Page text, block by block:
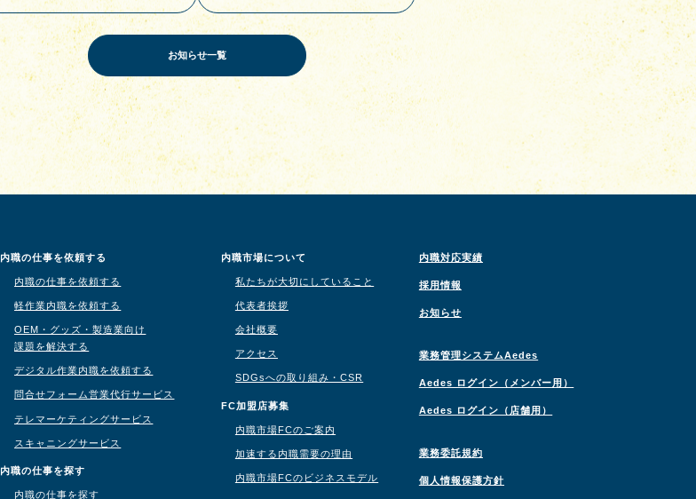
お知らせ一覧
内職の仕事を依頼する
内職の仕事を依頼する
軽作業内職を依頼する
OEM・グッズ・製造業向け
課題を解決する
デジタル作業内職を依頼する
問合せフォーム営業代行サービス
テレマーケティングサービス
スキャニングサービス
内職の仕事を探す
内職の仕事を探す
内職市場について
私たちが大切にしていること
代表者挨拶
会社概要
アクセス
SDGsへの取り組み・CSR
FC加盟店募集
内職市場FCのご案内
加速する内職需要の理由
内職市場FCのビジネスモデル
内職対応実績
採用情報
お知らせ
業務管理システムAedes
Aedes ログイン（メンバー用）
Aedes ログイン（店舗用）
業務委託規約
個人情報保護方針